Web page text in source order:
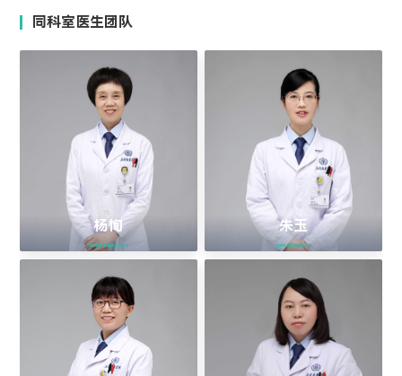
同科室医生团队
杨恂
> 四川呼吸危重症救治专家 <
朱玉
> 成都市老年病质控专家 <